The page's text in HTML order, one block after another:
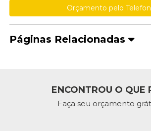
Orçamento pelo
Páginas Relacionadas
ENCONTROU O QUE
Faça seu orçamento